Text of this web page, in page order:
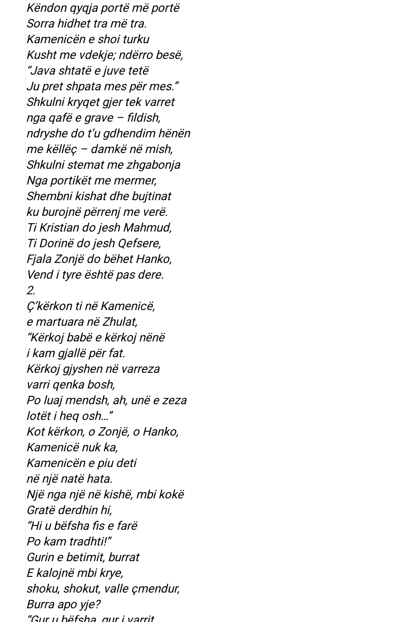
Këndon qyqja portë më portë
Sorra hidhet tra më tra.
Kamenicën e shoi turku
Kusht me vdekje; ndërro besë,
“Java shtatë e juve tetë
Ju pret shpata mes për mes.”
Shkulni kryqet gjer tek varret
nga qafë e grave – fildish,
ndryshe do t’u gdhendim hënën
me këllëç – damkë në mish,
Shkulni stemat me zhgabonja
Nga portikët me mermer,
Shembni kishat dhe bujtinat
ku burojnë përrenj me verë.
Ti Kristian do jesh Mahmud,
Ti Dorinë do jesh Qefsere,
Fjala Zonjë do bëhet Hanko,
Vend i tyre është pas dere.
2.
Ç’kërkon ti në Kamenicë,
e martuara në Zhulat,
“Kërkoj babë e kërkoj nënë
i kam gjallë për fat.
Kërkoj gjyshen në varreza
varri qenka bosh,
Po luaj mendsh, ah, unë e zeza
lotët i heq osh…”
Kot kërkon, o Zonjë, o Hanko,
Kamenicë nuk ka,
Kamenicën e piu deti
në një natë hata.
Një nga një në kishë, mbi kokë
Gratë derdhin hi,
“Hi u bëfsha fis e farë
Po kam tradhti!”
Gurin e betimit, burrat
E kalojnë mbi krye,
shoku, shokut, valle çmendur,
Burra apo yje?